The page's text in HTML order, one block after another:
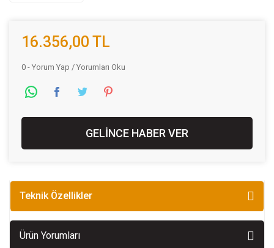
16.356,00 TL
0 - Yorum Yap / Yorumları Oku
GELİNCE HABER VER
Teknik Özellikler
Ürün Yorumları